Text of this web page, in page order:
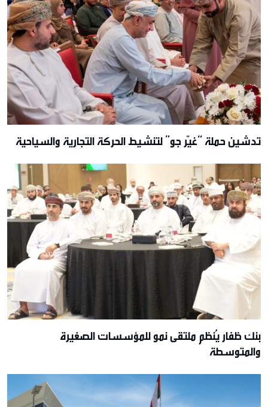
تدشين حملة “غيّر جو” لتنشيط الحركة التجارية والسياحية
بنك ظفار يُنظم ملتقى نمو للمؤسسات الصغيرة
والمتوسطة